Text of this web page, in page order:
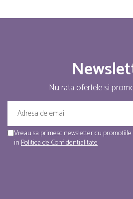
Nu rata ofertele si
Vreau sa primesc newsletter cu
inPolitica de Confidentialitate